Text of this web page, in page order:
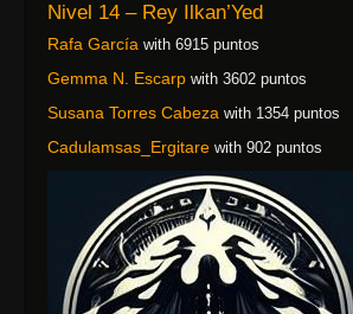
Nivel 14 – Rey Ilkan’Yed
Rafa García with 6915 puntos
Gemma N. Escarp with 3602 puntos
Susana Torres Cabeza with 1354 puntos
Cadulamsas_Ergitare with 902 puntos